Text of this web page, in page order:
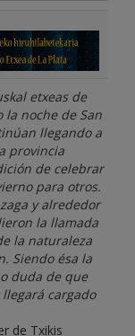
etxeas de
noche de San
llegando a
provincia
de celebrar
para otros.
y alrededor
la llamada
la naturaleza
Siendo ésa la
duda de que
cargado
de Txikis